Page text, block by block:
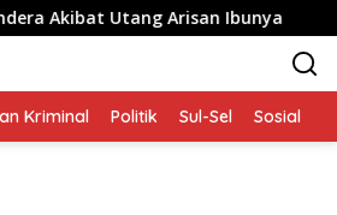
Utang Arisan Ibunya Aksi
Kriminal Politik Sul-Sel Sosial